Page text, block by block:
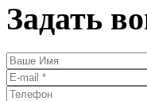
Задать